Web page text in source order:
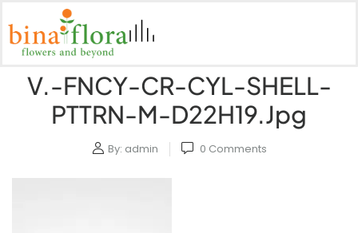
V.-FNCY-CR-CYL-SHELL-
PTTRN-M-D22H19.jpg
By: admin 0 Comments